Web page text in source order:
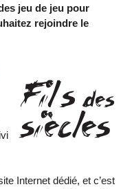
jeu de jeu pour
rejoindre le
Internet dédié, et c’est